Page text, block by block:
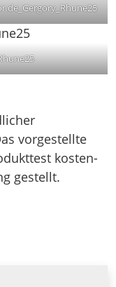
vorgestellte
kosten-
gestellt.